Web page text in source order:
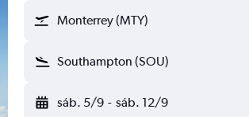
Monterrey (MTY)
Southampton (SOU)
sáb. 5/9 - sáb. 12/9